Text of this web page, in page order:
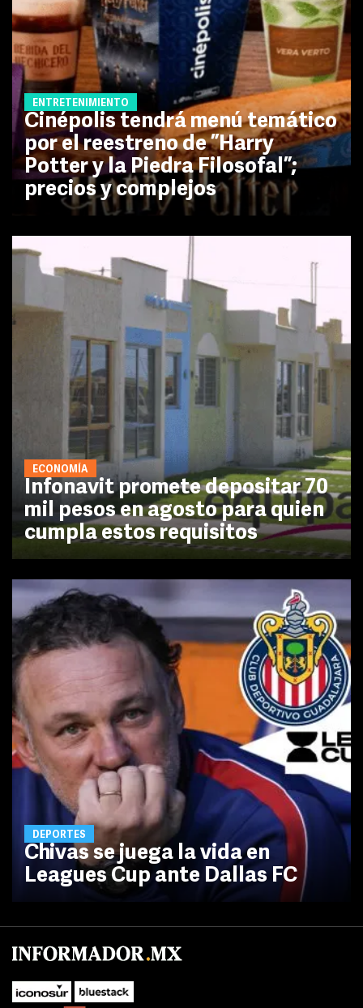
ENTRETENIMIENTO
Cinépolis tendrá menú temático
por el reestreno de ”Harry
Potter y la Piedra Filosofal”;
precios y complejos
ECONOMÍA
Infonavit promete depositar 70
mil pesos en agosto para quien
cumpla estos requisitos
DEPORTES
Chivas se juega la vida en
Leagues Cup ante Dallas FC